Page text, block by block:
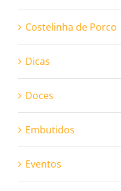
Costelinha de Porco
Dicas
Doces
Embutidos
Eventos